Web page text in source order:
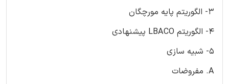
3- الگوریتم پایه مورچگان
4- الگوریتم LBACO پیشنهادی
5- شبیه سازی
A. مفروضات